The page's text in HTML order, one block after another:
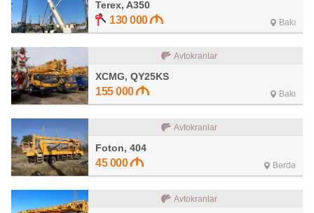
Terex, A350
130 000 Bakı
Avtokranlar
XCMG, QY25KS
155 000 Bakı
Avtokranlar
Foton, 404
45 000 Bərdə
Avtokranlar